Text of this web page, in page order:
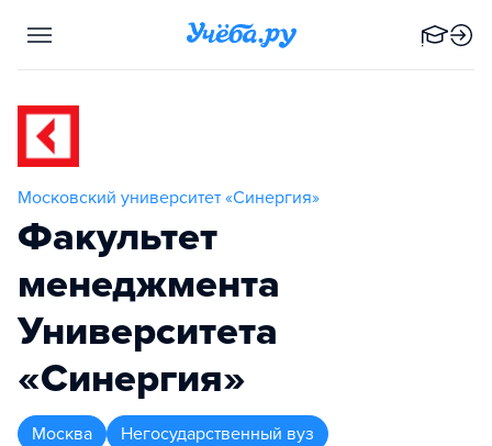
Московский университет «Синергия»
Факультет
менеджмента
Университета
«Синергия»
Москва Негосударственный вуз